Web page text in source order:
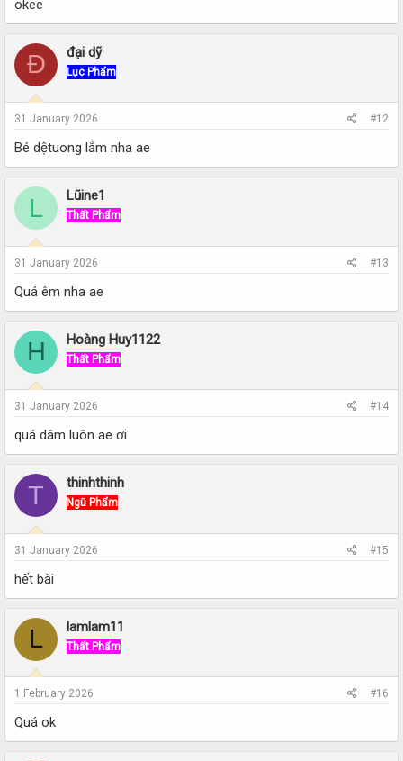
okee
Đ đại dỹ
Lục Phẩm
31 January 2026 #12
Bé dệtuong lắm nha ae
L Lũine1
Thất Phẩm
31 January 2026 #13
Quá êm nha ae
H Hoàng Huy1122
Thất Phẩm
31 January 2026 #14
quá dâm luôn ae ơi
T thinhthinh
Ngũ Phẩm
31 January 2026 #15
hết bài
L lamlam11
Thất Phẩm
1 February 2026 #16
Quá ok